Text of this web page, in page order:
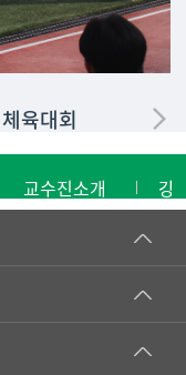
육대회
교수진소개 강